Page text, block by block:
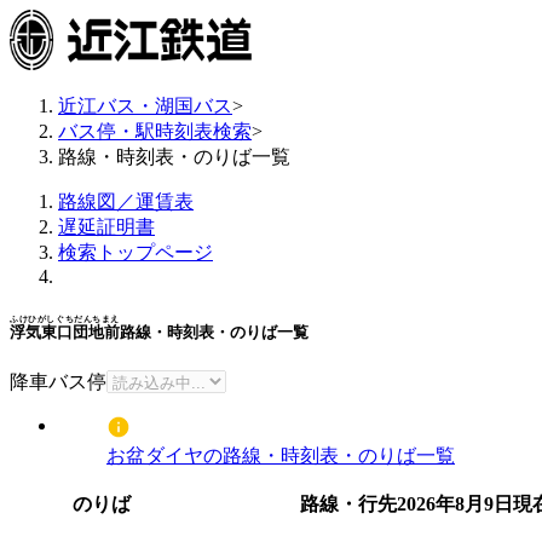
近江バス・湖国バス>
バス停・駅時刻表検索>
路線・時刻表・のりば一覧
路線図／運賃表
遅延証明書
検索トップページ
浮気東口団地前
ふけひがしぐちだんちまえ
路線・時刻表・のりば一覧
降車バス停
お盆ダイヤの路線・時刻表・のりば一覧
のりば 路線・行先2026年8月9日 現